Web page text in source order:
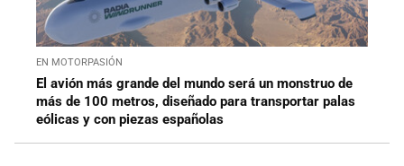
EN MOTORPASIÓN
El avión más grande del mundo será un monstruo de
más de 100 metros, diseñado para transportar palas
eólicas y con piezas españolas